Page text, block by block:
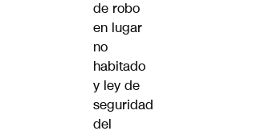
de robo
en lugar
no
habitado
y ley de
seguridad
del